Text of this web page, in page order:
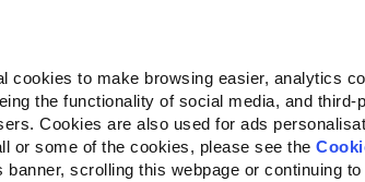
cookies to make browsing easier, analytics
the functionality of social media, and
Cookies are also used for ads
or some of the cookies, please see the
scrolling this webpage or continuing
Companion for Life Oproep voor